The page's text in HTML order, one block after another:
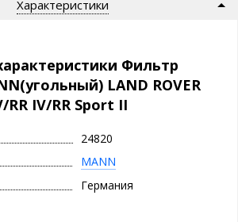
Характеристики
Фильтр
LAND ROVER
IV/RR Sport II
24820
MANN
Германия